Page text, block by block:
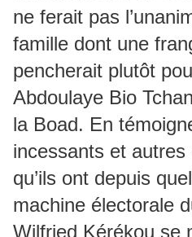
ne ferait pas
famille dont une
pencherait plutôt
Abdoulaye Bio
la Boad. En
incessants et
qu’ils ont depuis
machine électorale
Wilfried Kérékou se